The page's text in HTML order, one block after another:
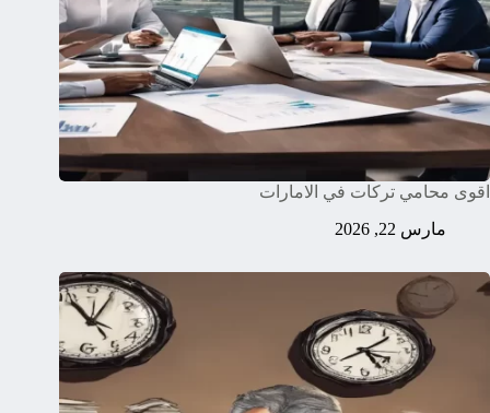
اقوى محامي تركات في الامارات
مارس 22, 2026